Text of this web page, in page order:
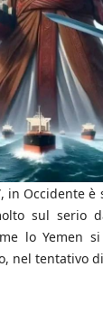
in Occidente
sul serio
lo Yemen
nel tentativo